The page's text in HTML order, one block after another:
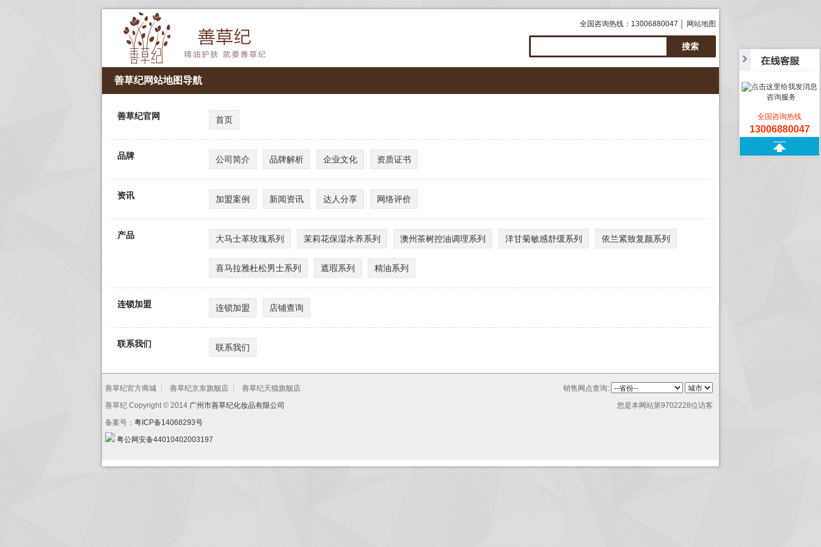
全国咨询热线：13006880047 │ 网站地图
善草纪网站地图导航
善草纪官网 首页
品牌 公司简介 品牌解析 企业文化 资质证书
资讯 加盟案例 新闻资讯 达人分享 网络评价
产品 大马士革玫瑰系列 茉莉花保湿水养系列 澳州茶树控油调理系列 洋甘菊敏感舒缓系列 依兰紧致复颜系列
喜马拉雅杜松男士系列 遮瑕系列 精油系列
连锁加盟 连锁加盟 店铺查询
联系我们 联系我们
销售网点查询:
您是本网站第9702228位访客
善草纪官方商城 善草纪京东旗舰店
善草纪天猫旗舰店
善草纪 Copyright © 2014 广州市善草纪化妆品有限公司
备案号： 粤ICP备14068293号
粤公网安备44010402003197
咨询服务
全国咨询热线
13006880047